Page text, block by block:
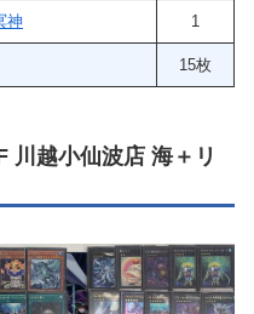
神 1
15枚
川越小仙波店 海＋リ